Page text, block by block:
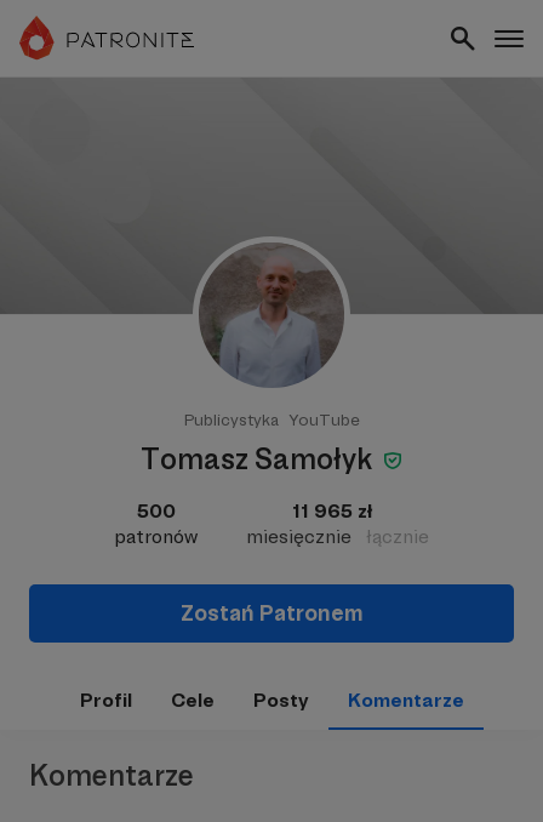
Publicystyka YouTube
Tomasz Samołyk
500
patronów
11 965 zł
miesięcznie
łącznie
Zostań Patronem
Profil Cele Posty Komentarze
Komentarze